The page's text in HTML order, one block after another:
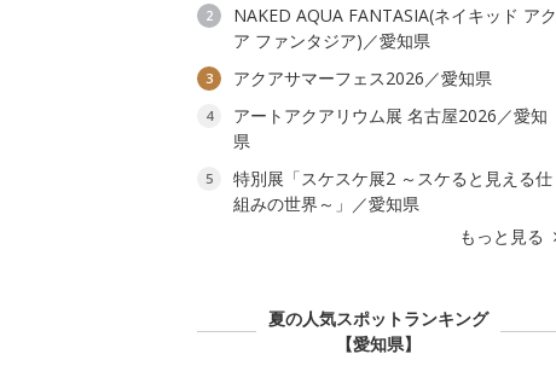
2
NAKED AQUA FANTASIA(ネイキッド アク
ア ファンタジア)／愛知県
3 アクアサマーフェス2026／愛知県
4
アートアクアリウム展 名古屋2026／愛知
県
5
特別展「スケスケ展2 ～スケると見える仕
組みの世界～」／愛知県
もっと見る
夏の人気スポットランキング
【愛知県】